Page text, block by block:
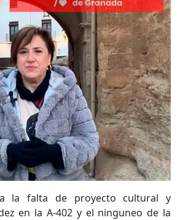
la falta de proyecto cultural y
en la A-402 y el ninguneo de la